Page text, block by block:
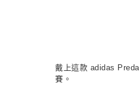
戴上這款 adidas
賽。